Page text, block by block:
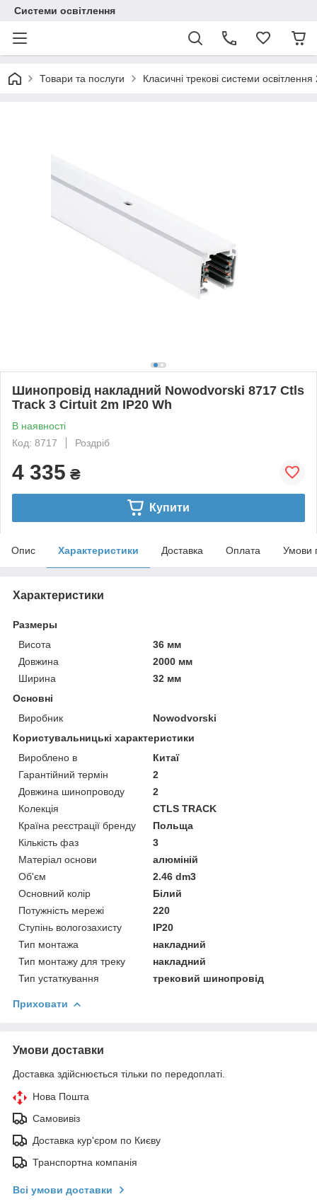
Системи освітлення
Товари та послуги Класичні трекові системи
Шинопровід накладний Nowodvorski 8717 Ctls
Track 3 Cirtuit 2m IP20 Wh
В наявності
Код: 8717
Роздріб
4 335 ₴
Купити
Опис Характеристики Доставка Оплата Умови
Характеристики
Размеры
Висота
36 мм
Довжина
2000 мм
Ширина
32 мм
Основні
Виробник
Nowodvorski
Користувальницькі характеристики
Вироблено в
Китаї
Гарантійний термін
2
Довжина шинопроводу
2
Колекція
CTLS TRACK
Країна реєстрації бренду
Польща
Кількість фаз
3
Матеріал основи
алюміній
Об'єм
2.46 dm3
Основний колір
Білий
Потужність мережі
220
Ступінь вологозахисту
IP20
Тип монтажа
накладний
Тип монтажу для треку
накладний
Тип устаткування
трековий шинопровід
Приховати
Умови доставки
Доставка здійснюється тільки по передоплаті.
Нова Пошта
Самовивіз
Доставка кур'єром по Києву
Транспортна компанія
Всі умови доставки